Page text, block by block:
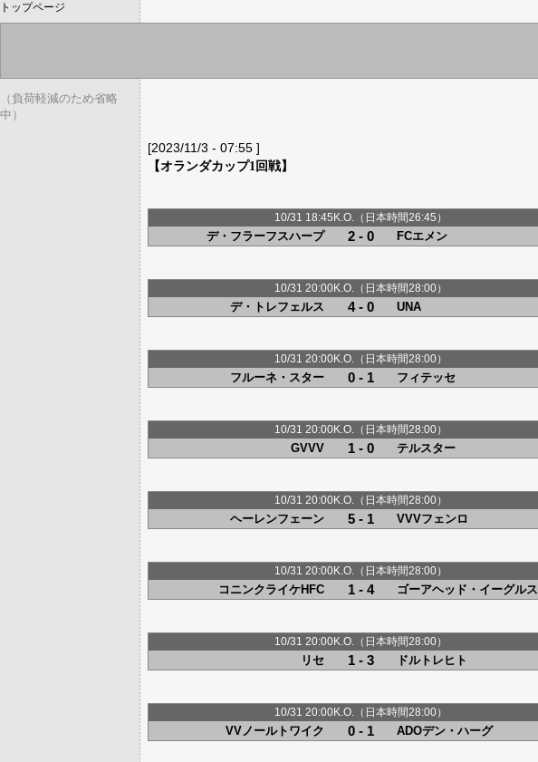
トップページ
（負荷軽減のため省略
中）
[2023/11/3 - 07:55 ]
【オランダカップ1回戦】
10/31 18:45K.O.（日本時間26:45）
デ・フラーフスハープ 2 - 0 FCエメン
10/31 20:00K.O.（日本時間28:00）
デ・トレフェルス 4 - 0 UNA
10/31 20:00K.O.（日本時間28:00）
フルーネ・スター 0 - 1 フィテッセ
10/31 20:00K.O.（日本時間28:00）
GVVV 1 - 0 テルスター
10/31 20:00K.O.（日本時間28:00）
ヘーレンフェーン 5 - 1 VVVフェンロ
10/31 20:00K.O.（日本時間28:00）
コニンクライケHFC 1 - 4 ゴーアヘッド・イーグルス
10/31 20:00K.O.（日本時間28:00）
リセ 1 - 3 ドルトレヒト
10/31 20:00K.O.（日本時間28:00）
VVノールトワイク 0 - 1 ADOデン・ハーグ